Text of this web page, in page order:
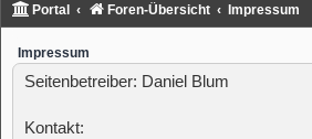
Portal Foren-Übersicht Impressum
Impressum
Seitenbetreiber: Daniel Blum
Kontakt: